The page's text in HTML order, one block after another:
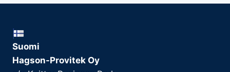
Suomi
Hagson-Provitek Oy